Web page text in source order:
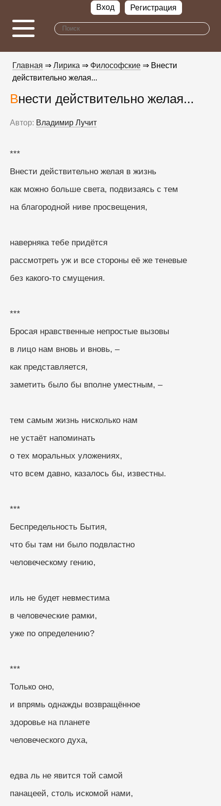
Вход Регистрация
Главная ⇒ Лирика ⇒ Философские ⇒ Внести
действительно желая...
Внести действительно желая...
Автор: Владимир Лучит
***
Внести действительно желая в жизнь
как можно больше света, подвизаясь с тем
на благородной ниве просвещения,
наверняка тебе придётся
рассмотреть уж и все стороны её же теневые
без какого-то смущения.
***
Бросая нравственные непростые вызовы
в лицо нам вновь и вновь, –
как представляется,
заметить было бы вполне уместным, –
тем самым жизнь нисколько нам
не устаёт напоминать
о тех моральных уложениях,
что всем давно, казалось бы, известны.
***
Беспредельность Бытия,
что бы там ни было подвластно
человеческому гению,
иль не будет невместима
в человеческие рамки,
уже по определению?
***
Только оно,
и впрямь однажды возвращённое
здоровье на планете
человеческого духа,
едва ль не явится той самой
панацеей, столь искомой нами,